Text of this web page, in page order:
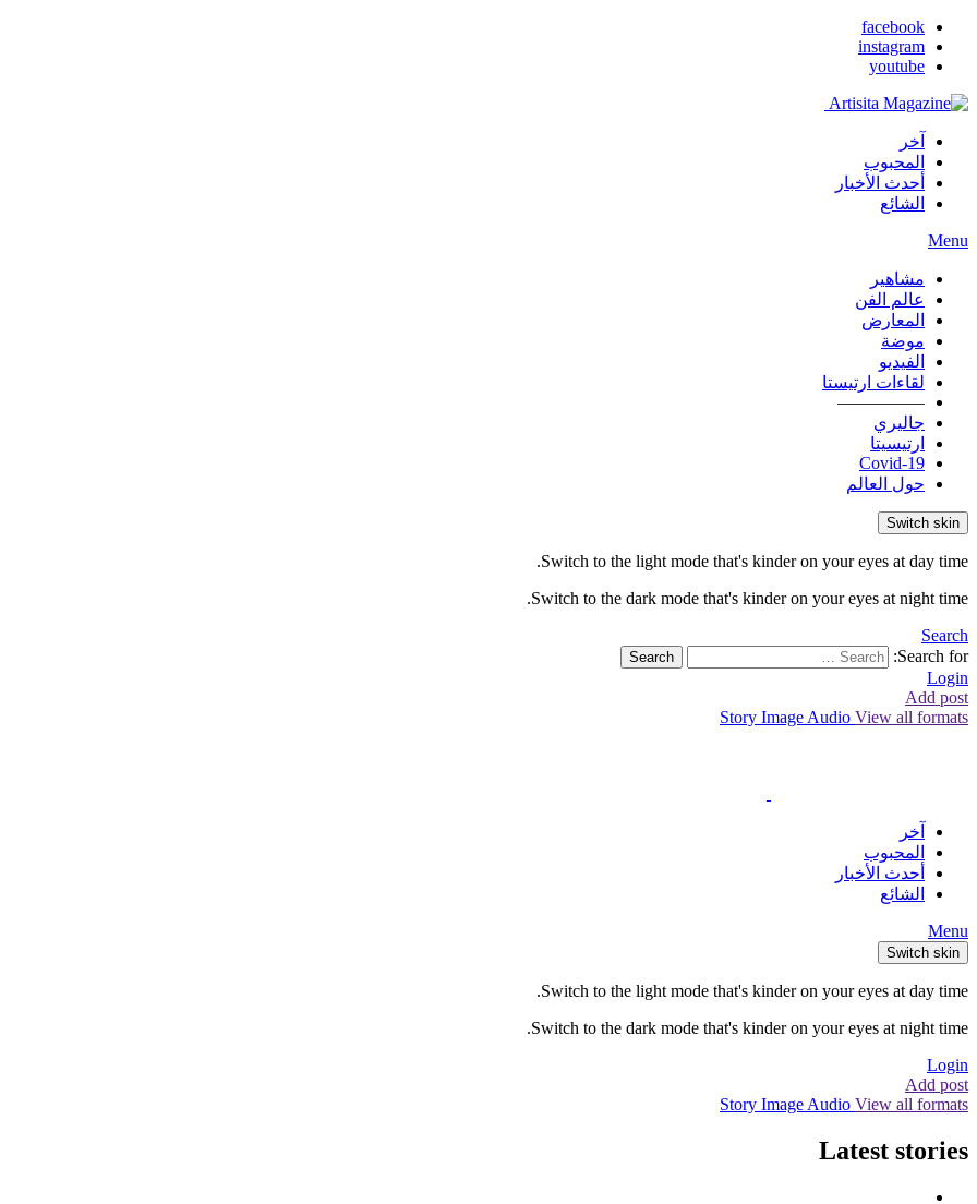
facebook
instagram
youtube
آخر
المحبوب
أحدث الأخبار
الشائع
Menu
مشاهير
عالم الفن
المعارض
موضة
الفيديو
لقاءات ارتيستا
—————
جاليري
ارتيسيتا
Covid-19
حول العالم
Switch skin
Switch to the light mode that's kinder on your eyes at day time.
Switch to the dark mode that's kinder on your eyes at night time.
Search
Search for:
Search
Login
Add post
Story Image Audio View all formats
آخر
المحبوب
أحدث الأخبار
الشائع
Menu
Switch skin
Switch to the light mode that's kinder on your eyes at day time.
Switch to the dark mode that's kinder on your eyes at night time.
Login
Add post
Story Image Audio View all formats
Latest stories